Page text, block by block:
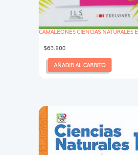
CAMALEONES CIENCIAS NATURALES E
$63.800
AÑADIR AL CARRITO